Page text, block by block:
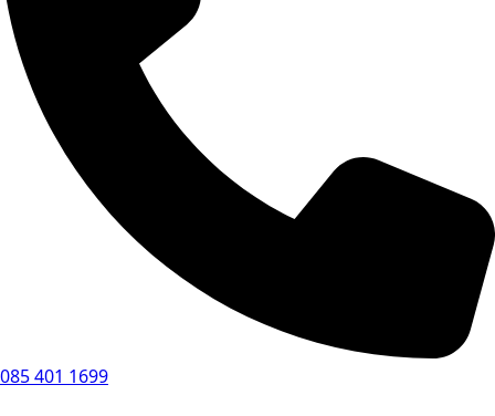
085 401 1699